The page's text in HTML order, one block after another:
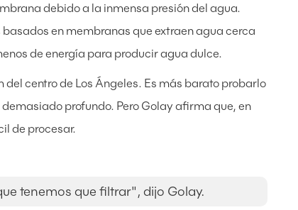
debido a la inmensa presión del agua.
en membranas que extraen agua cerca
de energía para producir agua dulce.
centro de Los Ángeles. Es más barato probarlo
profundo. Pero Golay afirma que, en
de procesar.
tenemos que filtrar", dijo Golay.